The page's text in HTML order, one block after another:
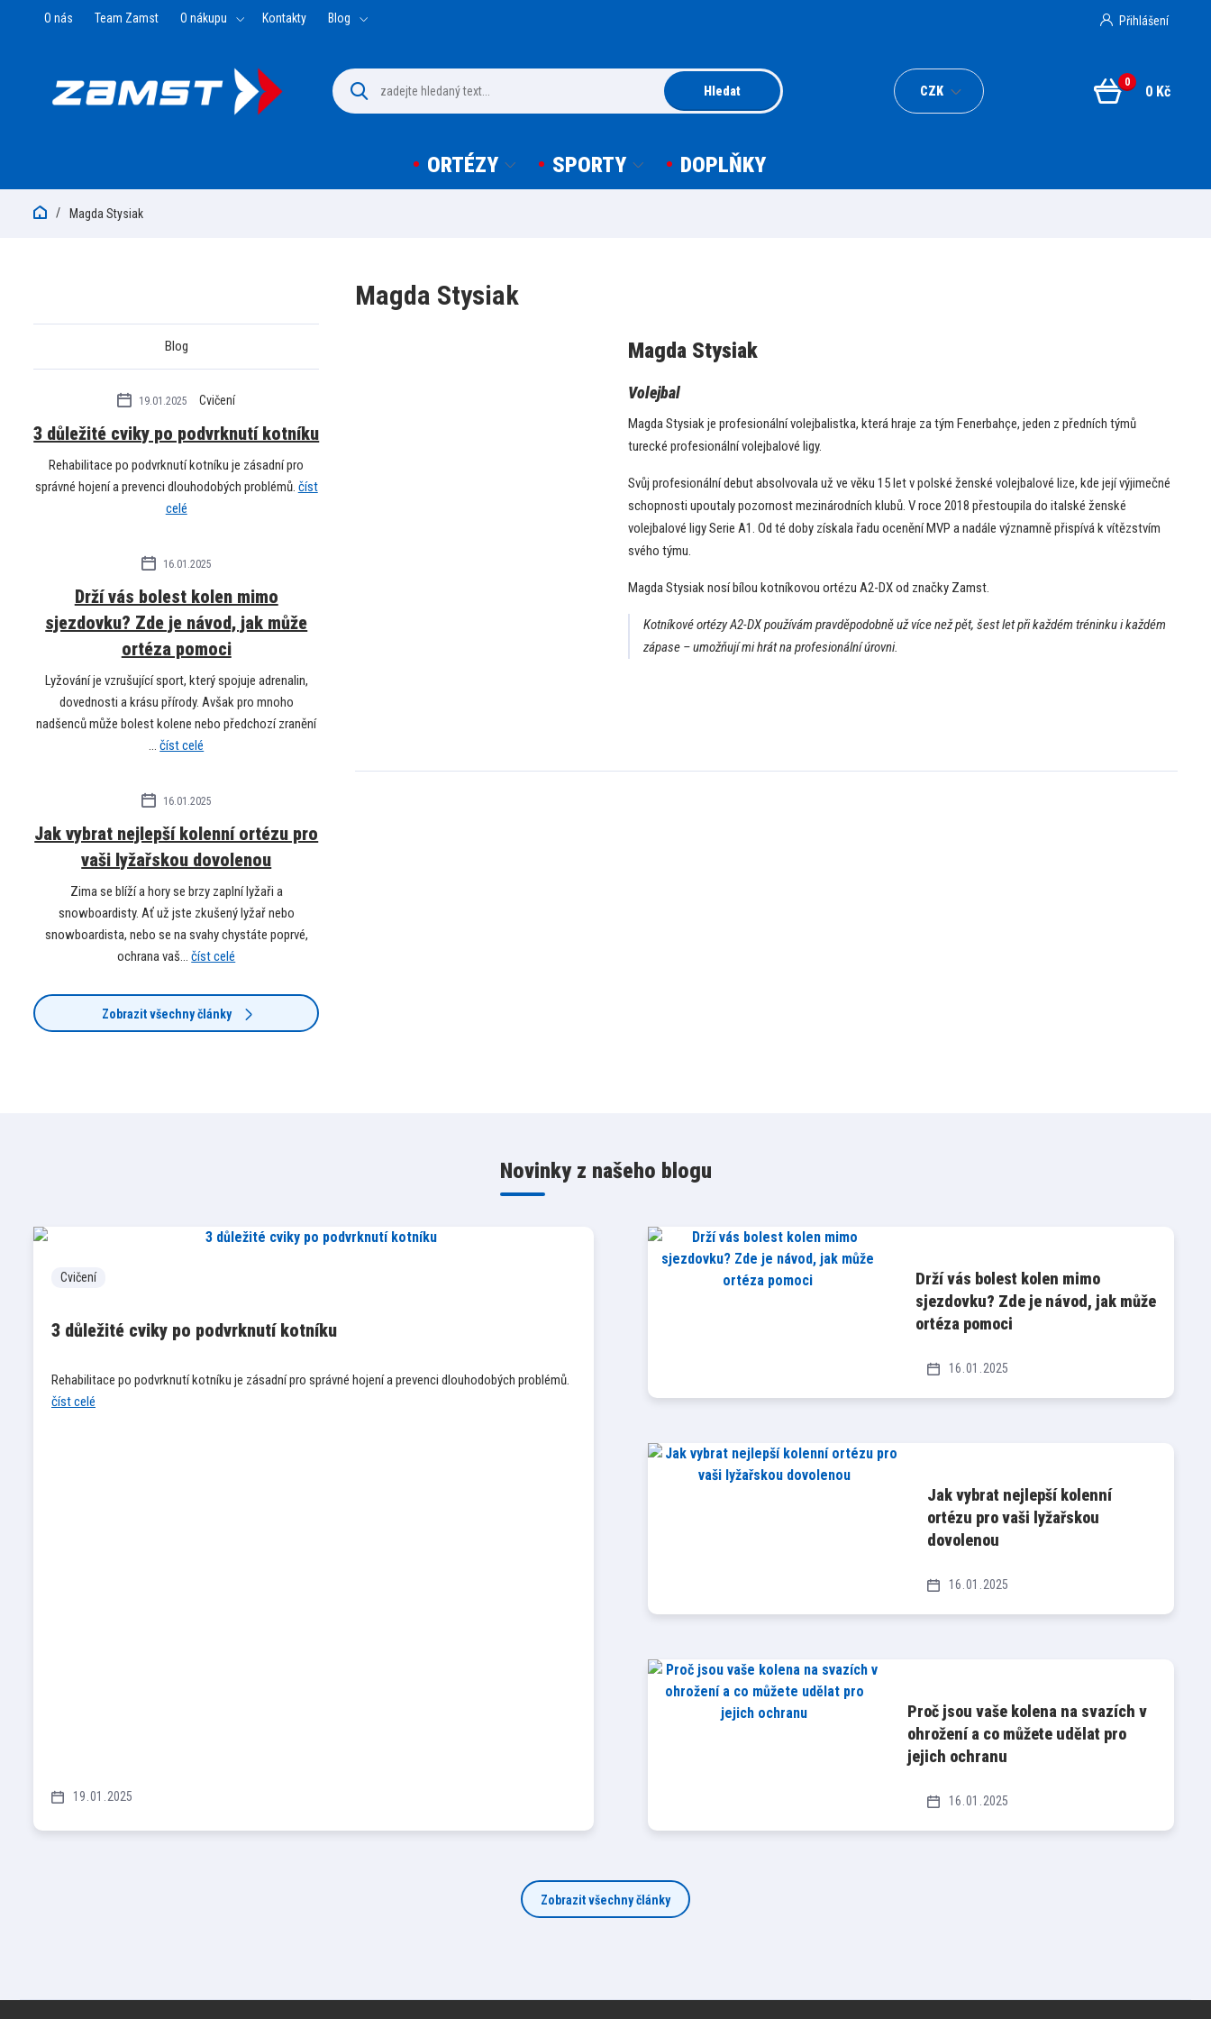
O nás Team Zamst O nákupu Kontakty Blog
CZK
Přihlášení
Hledat
0
0 Kč
ORTÉZY SPORTY DOPLŇKY
Magda Stysiak
Blog
19.01.2025 Cvičení
3 důležité cviky po podvrknutí kotníku
Rehabilitace po podvrknutí kotníku je zásadní pro
správné hojení a prevenci dlouhodobých problémů. číst
celé
16.01.2025
Drží vás bolest kolen mimo
sjezdovku? Zde je návod, jak může
ortéza pomoci
Lyžování je vzrušující sport, který spojuje adrenalin,
dovednosti a krásu přírody. Avšak pro mnoho
nadšenců může bolest kolene nebo předchozí zranění
...číst celé
16.01.2025
Jak vybrat nejlepší kolenní ortézu pro
vaši lyžařskou dovolenou
Zima se blíží a hory se brzy zaplní lyžaři a
snowboardisty. Ať už jste zkušený lyžař nebo
snowboardista, nebo se na svahy chystáte poprvé,
ochrana vaš...číst celé
Zobrazit všechny články
Magda Stysiak
Magda Stysiak
Volejbal
Magda Stysiak je profesionální volejbalistka, která hraje za tým Fenerbahçe, jeden z předních týmů
turecké profesionální volejbalové ligy.
Svůj profesionální debut absolvovala už ve věku 15 let v polské ženské volejbalové lize, kde její výjimečné
schopnosti upoutaly pozornost mezinárodních klubů. V roce 2018 přestoupila do italské ženské
volejbalové ligy Serie A1. Od té doby získala řadu ocenění MVP a nadále významně přispívá k vítězstvím
svého týmu.
Magda Stysiak nosí bílou kotníkovou ortézu A2-DX od značky Zamst.
Kotníkové ortézy A2-DX používám pravděpodobně už více než pět, šest let při každém tréninku i každém
zápase – umožňují mi hrát na profesionální úrovni.
Novinky z našeho blogu
19 01 2025
Cvičení
3 důležité cviky po podvrknutí kotníku
Rehabilitace po podvrknutí kotníku je zásadní pro správné hojení a prevenci dlouhodobých problémů.
číst celé
16 01 2025
Drží vás bolest kolen mimo
sjezdovku? Zde je návod, jak může
ortéza pomoci
16 01 2025
Jak vybrat nejlepší kolenní
ortézu pro vaši lyžařskou
dovolenou
16 01 2025
Proč jsou vaše kolena na svazích v
ohrožení a co můžete udělat pro
jejich ochranu
Zobrazit všechny články